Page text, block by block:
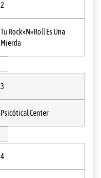
2
Tu Rock»N»Roll Es Una
Mierda
3
Psicótical Center
4